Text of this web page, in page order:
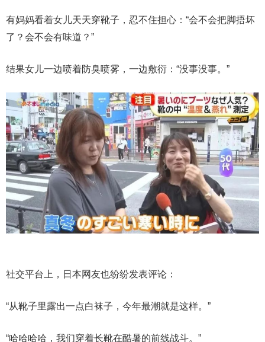
有妈妈看着女儿天天穿靴子，忍不住担心：“会不会把脚捂坏
了？会不会有味道？”
结果女儿一边喷着防臭喷雾，一边敷衍：“没事没事。”
社交平台上，日本网友也纷纷发表评论：
“从靴子里露出一点白袜子，今年最潮就是这样。”
“哈哈哈哈，我们穿着长靴在酷暑的前线战斗。”